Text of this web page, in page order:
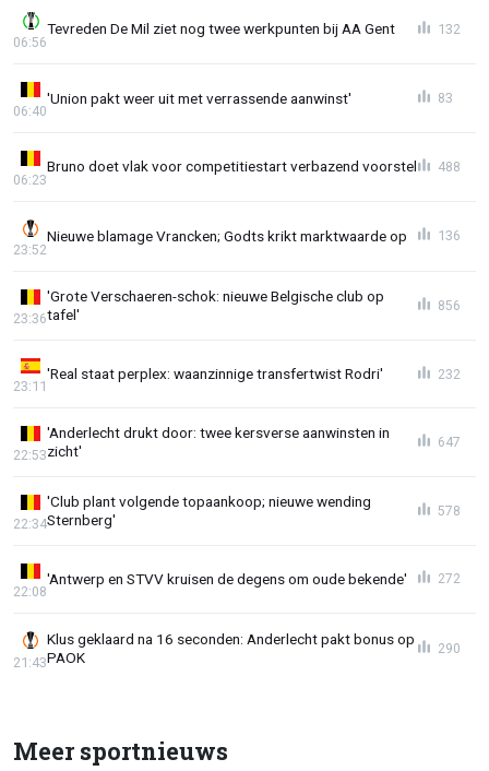
Tevreden De Mil ziet nog twee werkpunten bij AA Gent
06:56
132
'Union pakt weer uit met verrassende aanwinst'
06:40
83
Bruno doet vlak voor competitiestart verbazend voorstel
06:23
488
Nieuwe blamage Vrancken; Godts krikt marktwaarde op
23:52
136
'Grote Verschaeren-schok: nieuwe Belgische club op
tafel'
23:36
856
'Real staat perplex: waanzinnige transfertwist Rodri'
23:11
232
'Anderlecht drukt door: twee kersverse aanwinsten in
zicht'
22:53
647
'Club plant volgende topaankoop; nieuwe wending
Sternberg'
22:34
578
'Antwerp en STVV kruisen de degens om oude bekende'
22:08
272
Klus geklaard na 16 seconden: Anderlecht pakt bonus op
PAOK
21:43
290
Meer sportnieuws